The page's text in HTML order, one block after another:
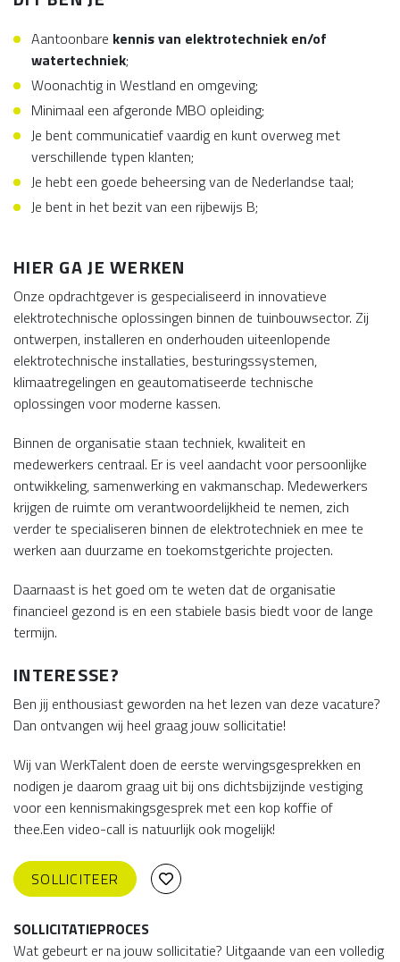
Aantoonbare kennis van elektrotechniek en/of
watertechniek;
Woonachtig in Westland en omgeving;
Minimaal een afgeronde MBO opleiding;
Je bent communicatief vaardig en kunt overweg met
verschillende typen klanten;
Je hebt een goede beheersing van de Nederlandse taal;
Je bent in het bezit van een rijbewijs B;
HIER GA JE WERKEN
Onze opdrachtgever is gespecialiseerd in innovatieve
elektrotechnische oplossingen binnen de tuinbouwsector. Zij
ontwerpen, installeren en onderhouden uiteenlopende
elektrotechnische installaties, besturingssystemen,
klimaatregelingen en geautomatiseerde technische
oplossingen voor moderne kassen.
Binnen de organisatie staan techniek, kwaliteit en
medewerkers centraal. Er is veel aandacht voor persoonlijke
ontwikkeling, samenwerking en vakmanschap. Medewerkers
krijgen de ruimte om verantwoordelijkheid te nemen, zich
verder te specialiseren binnen de elektrotechniek en mee te
werken aan duurzame en toekomstgerichte projecten.
Daarnaast is het goed om te weten dat de organisatie
financieel gezond is en een stabiele basis biedt voor de lange
termijn.
INTERESSE?
Ben jij enthousiast geworden na het lezen van deze vacature?
Dan ontvangen wij heel graag jouw sollicitatie!
Wij van WerkTalent doen de eerste wervingsgesprekken en
nodigen je daarom graag uit bij ons dichtsbijzijnde vestiging
voor een kennismakingsgesprek met een kop koffie of
thee.Een video-call is natuurlijk ook mogelijk!
SOLLICITEER
SOLLICITATIEPROCES
Wat gebeurt er na jouw sollicitatie? Uitgaande van een volledig